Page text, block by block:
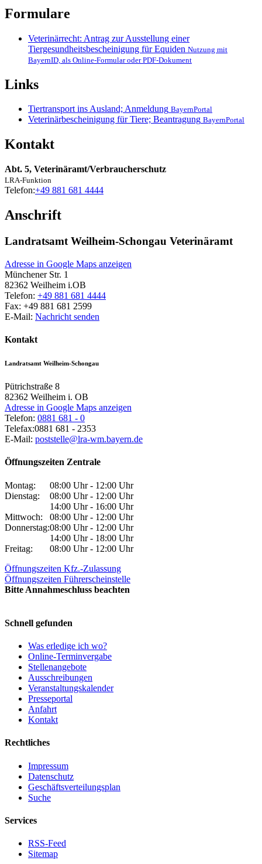
Formulare
Veterinärrecht: Antrag zur Ausstellung einer
Tiergesundheitsbescheinigung für Equiden Nutzung mit
BayernID, als Online-Formular oder PDF-Dokument
Links
Tiertransport ins Ausland; Anmeldung BayernPortal
Veterinärbescheinigung für Tiere; Beantragung BayernPortal
Kontakt
Abt. 5, Veterinäramt/Verbraucherschutz
LRA-Funktion
Telefon:+49 881 681 4444
Anschrift
Landratsamt Weilheim-Schongau Veterinäramt
Adresse in Google Maps anzeigen
Münchener Str. 1
82362 Weilheim i.OB
Telefon: +49 881 681 4444
Fax: +49 881 681 2599
E-Mail: Nachricht senden
Kontakt
Landratsamt Weilheim-Schongau
Pütrichstraße 8
82362 Weilheim i. OB
Adresse in Google Maps anzeigen
Telefon: 0881 681 - 0
Telefax:0881 681 - 2353
E-Mail: poststelle@lra-wm.bayern.de
Öffnungszeiten Zentrale
Montag:
08:00 Uhr - 12:00 Uhr
Dienstag:
08:00 Uhr - 12:00 Uhr
14:00 Uhr - 16:00 Uhr
Mittwoch:
08:00 Uhr - 12:00 Uhr
Donnerstag:08:00 Uhr - 12:00 Uhr
14:00 Uhr - 18:00 Uhr
Freitag:
08:00 Uhr - 12:00 Uhr
Öffnungszeiten Kfz.-Zulassung
Öffnungszeiten Führerscheinstelle
Bitte Annahmeschluss beachten
Schnell gefunden
Was erledige ich wo?
Online-Terminvergabe
Stellenangebote
Ausschreibungen
Veranstaltungskalender
Presseportal
Anfahrt
Kontakt
Rechtliches
Impressum
Datenschutz
Geschäftsverteilungsplan
Suche
Services
RSS-Feed
Sitemap